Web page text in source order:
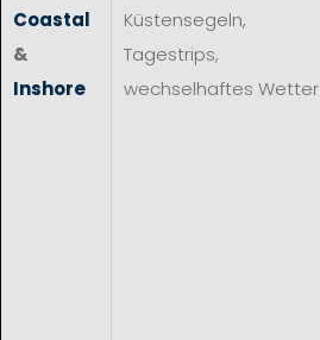
Coastal
&
Inshore
Küstensegeln,
Tagestrips,
wechselhaftes Wetter